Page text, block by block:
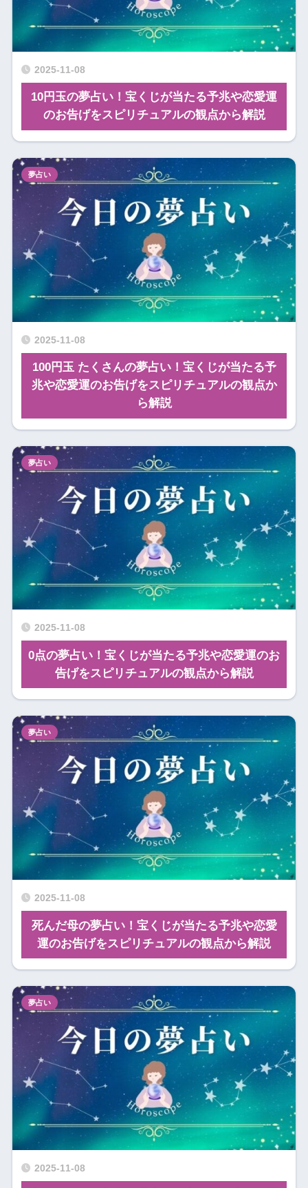
2025-11-08
10円玉の夢占い！宝くじが当たる予兆や恋愛運
のお告げをスピリチュアルの観点から解説
2025-11-08
100円玉 たくさんの夢占い！宝くじが当たる予
兆や恋愛運のお告げをスピリチュアルの観点か
ら解説
夢占い
2025-11-08
0点の夢占い！宝くじが当たる予兆や恋愛運のお
告げをスピリチュアルの観点から解説
夢占い
2025-11-08
死んだ母の夢占い！宝くじが当たる予兆や恋愛
運のお告げをスピリチュアルの観点から解説
夢占い
2025-11-08
夢占い